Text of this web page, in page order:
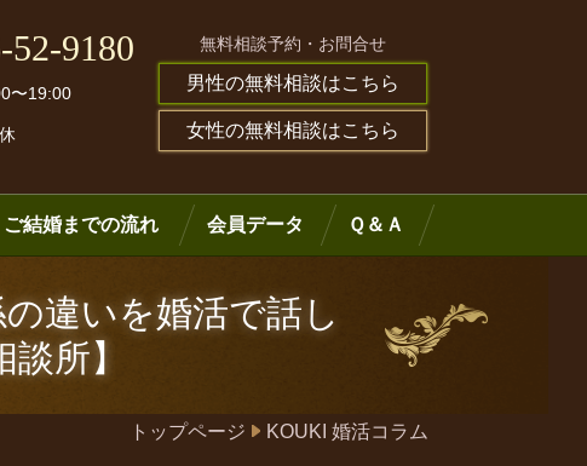
52-9180
〜19:00
無料相談予約・お問合せ
男性の無料相談はこちら
女性の無料相談はこちら
ご結婚までの流れ 会員データ Ｑ＆Ａ
違いを婚活で話し
所】
トップページ KOUKI 婚活コラム